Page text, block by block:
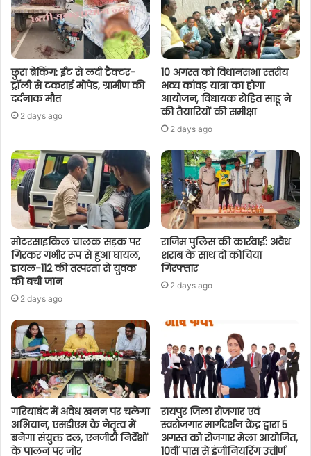
छुरा ब्रेकिंग: ईंट से लदी ट्रैक्टर-
ट्रॉली से टकराई मोपेड, ग्रामीण की
दर्दनाक मौत
2 days ago
10 अगस्त को विधानसभा स्तरीय
भव्य कांवड़ यात्रा का होगा
आयोजन, विधायक रोहित साहू ने
की तैयारियों की समीक्षा
2 days ago
मोटरसाइकिल चालक सड़क पर
गिरकर गंभीर रूप से हुआ घायल,
डायल-112 की तत्परता से युवक
की बची जान
2 days ago
राजिम पुलिस की कार्रवाई: अवैध
शराब के साथ दो कोचिया
गिरफ्तार
2 days ago
गरियाबंद में अवैध खनन पर चलेगा
अभियान, एसडीएम के नेतृत्व में
बनेगा संयुक्त दल, एनजीटी निर्देशों
के पालन पर जोर
रायपुर जिला रोजगार एवं
स्वरोजगार मार्गदर्शन केंद्र द्वारा 5
अगस्त को रोजगार मेला आयोजित,
10वीं पास से इंजीनियरिंग उत्तीर्ण